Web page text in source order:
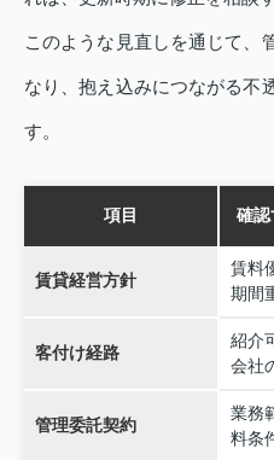
このような見直しを通じて、
なり、抱え込みにつながる不
す。
項目 確認
賃貸経営方針
賃料
期間
客付け経路
紹介
会社
管理委託契約
業務
料条